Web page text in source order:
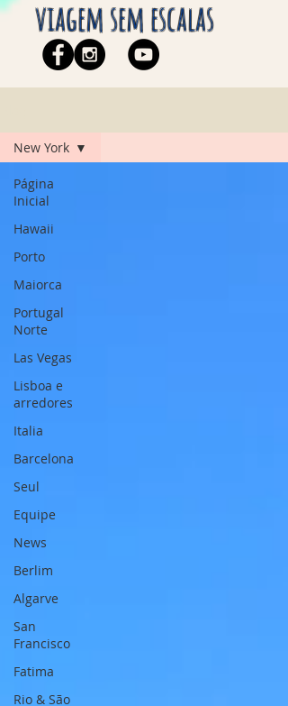
viagem sem escalas
Página
Inicial
Hawaii
Porto
Maiorca
Portugal
Norte
Las Vegas
Lisboa e
arredores
Italia
Barcelona
Seul
Equipe
News
Berlim
Algarve
San
Francisco
Fatima
Rio & São
New York